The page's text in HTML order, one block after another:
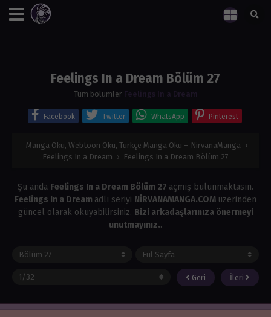
Feelings In a Dream Bölüm 27
Tüm bölümler Feelings In a Dream
Facebook Twitter WhatsApp Pinterest
Manga Oku, Webtoon Oku, Türkçe Manga Oku – NirvanaManga ›
Feelings In a Dream › Feelings In a Dream Bölüm 27
Şu anda Feelings In a Dream Bölüm 27 açmış bulunmaktasın.
Feelings In a Dream adlı seriyi NİRVANAMANGA.COM üzerinden
güncel olarak okuyabilirsiniz. Bizi arkadaşlarınıza önermeyi
unutmayınız..
Geri İleri